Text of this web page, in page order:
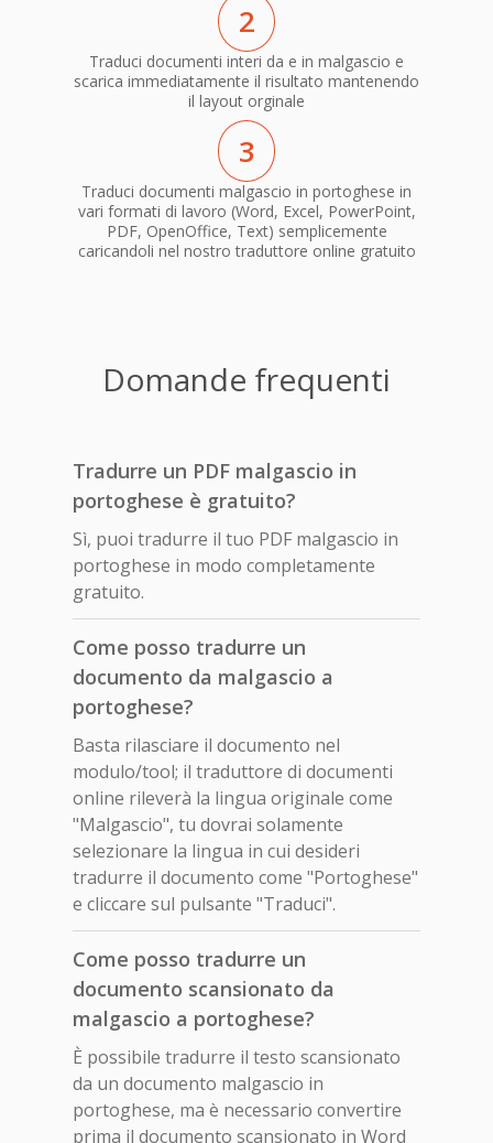
2
Traduci documenti interi da e in malgascio e
scarica immediatamente il risultato mantenendo
il layout orginale
3
Traduci documenti malgascio in portoghese in
vari formati di lavoro (Word, Excel, PowerPoint,
PDF, OpenOffice, Text) semplicemente
caricandoli nel nostro traduttore online gratuito
Domande frequenti
Tradurre un PDF malgascio in
portoghese è gratuito?
Sì, puoi tradurre il tuo PDF malgascio in
portoghese in modo completamente
gratuito.
Come posso tradurre un
documento da malgascio a
portoghese?
Basta rilasciare il documento nel
modulo/tool; il traduttore di documenti
online rileverà la lingua originale come
"Malgascio", tu dovrai solamente
selezionare la lingua in cui desideri
tradurre il documento come "Portoghese"
e cliccare sul pulsante "Traduci".
Come posso tradurre un
documento scansionato da
malgascio a portoghese?
È possibile tradurre il testo scansionato
da un documento malgascio in
portoghese, ma è necessario convertire
prima il documento scansionato in Word